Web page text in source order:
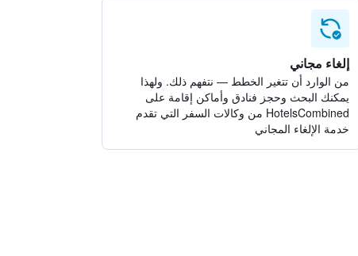
إلغاء مجاني
من الوارد أن تتغير الخطط — نتفهم ذلك. ولهذا
يمكنك البحث وحجز فنادق وأماكن إقامة على
HotelsCombined من وكالات السفر التي تقدم
خدمة الإلغاء المجاني